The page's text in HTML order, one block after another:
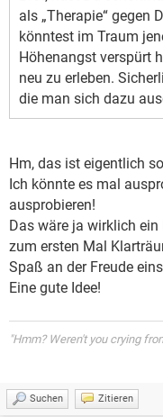
als „Therapie“ gegen
könntest im Traum
Höhenangst verspürt
neu zu erleben.
die man sich dazu
Hm, das ist eigentlich
Ich könnte es mal
ausprobieren!
Das wäre ja wirklich
zum ersten Mal
Spaß an der Freude
Eine gute Idee!
"Hmm? Weren't you crying
Suchen Zitieren